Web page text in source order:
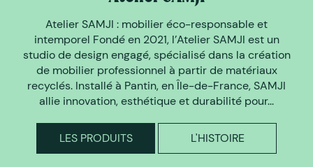
Atelier SAMJI : mobilier éco-responsable et
intemporel Fondé en 2021, l’Atelier SAMJI est un
studio de design engagé, spécialisé dans la création
de mobilier professionnel à partir de matériaux
recyclés. Installé à Pantin, en Île-de-France, SAMJI
allie innovation, esthétique et durabilité pour...
LES PRODUITS L'HISTOIRE